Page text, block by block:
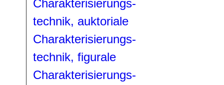
Charakterisierungs-
technik, auktoriale
Charakterisierungs-
technik, figurale
Charakterisierungs-